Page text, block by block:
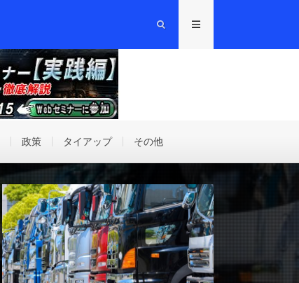
政策 タイアップ その他